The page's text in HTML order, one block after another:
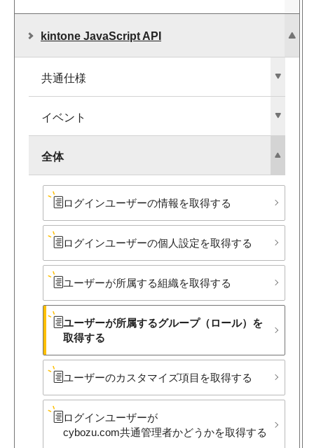
kintone JavaScript API
共通仕様
イベント
全体
ログインユーザーの​情報を​取得する
ログインユーザーの​個人設定を​取得する
ユーザーが​所属する​組織を​取得する
ユーザーが​所属する​グループ​（ロール）を​
取得する
ユーザーの​カスタマイズ項目を​取得する
ログインユーザーが​
cybozu.com共通管理者か​どうかを​取得する